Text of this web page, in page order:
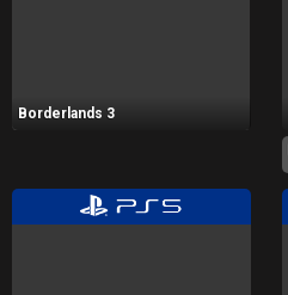
Borderlands 3